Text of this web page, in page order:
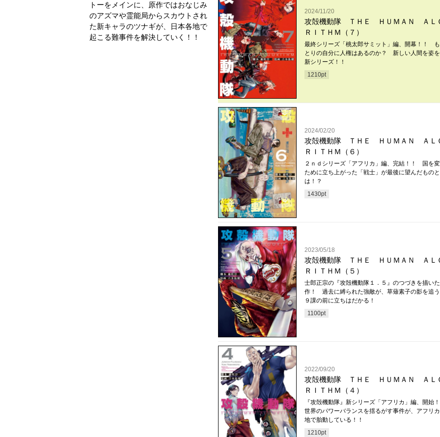
トーをメインに、原作ではおなじみ
のアズマや霊能局からスカウトされ
た新キャラのツナギが、日本各地で
起こる難事件を解決していく！！
2024/11/20
攻殻機動隊 ＴＨＥ ＨＵＭＡＮ ＡＬ
ＲＩＴＨＭ（７）
最終シリーズ「桃太郎サミット」編、開幕！！
とりの自分に人権はあるのか？ 新しい人間を姿を
新シリーズ！！
1210pt
2024/02/20
攻殻機動隊 ＴＨＥ ＨＵＭＡＮ ＡＬ
ＲＩＴＨＭ（６）
２ｎｄシリーズ「アフリカ」編、完結！！ 国を
ために立ち上がった「戦士」が最後に望んだものと
は！？
1430pt
2023/05/18
攻殻機動隊 ＴＨＥ ＨＵＭＡＮ ＡＬ
ＲＩＴＨＭ（５）
士郎正宗の『攻殻機動隊１．５』のつづきを描い
作！ 過去に縛られた強敵が、草薙素子の影を追
９課の前に立ちはだかる！
1100pt
2022/09/20
攻殻機動隊 ＴＨＥ ＨＵＭＡＮ ＡＬ
ＲＩＴＨＭ（４）
『攻殻機動隊』新シリーズ「アフリカ」編、開始
世界のパワーバランスを揺るがす事件が、アフリ
地で胎動している！！
1210pt